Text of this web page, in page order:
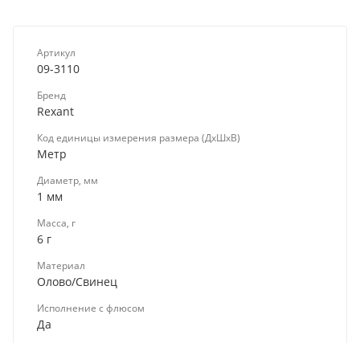
Артикул
09-3110
Бренд
Rexant
Код единицы измерения размера (ДхШхВ)
Метр
Диаметр, мм
1 мм
Масса, г
6 г
Материал
Олово/Свинец
Исполнение с флюсом
Да